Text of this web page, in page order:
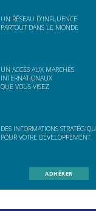
UN RÉSEAU D'INFLUENCE
PARTOUT DANS LE MONDE
UN ACCÈS AUX MARCHÉS
INTERNATIONAUX
QUE VOUS VISEZ
DES INFORMATIONS
POUR VOTRE DÉVELOPPEMENT
ADHÉRER